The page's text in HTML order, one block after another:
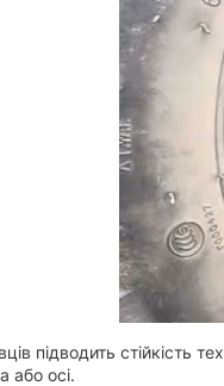
підводить стійкість
або осі.